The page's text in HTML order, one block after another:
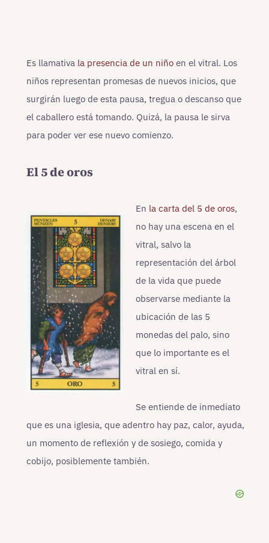
Es llamativa la presencia de un niño en el vitral. Los
niños representan promesas de nuevos inicios, que
surgirán luego de esta pausa, tregua o descanso que
el caballero está tomando. Quizá, la pausa le sirva
para poder ver ese nuevo comienzo.
El 5 de oros
En la carta del 5 de oros,
no hay una escena en el
vitral, salvo la
representación del árbol
de la vida que puede
observarse mediante la
ubicación de las 5
monedas del palo, sino
que lo importante es el
vitral en sí.
Se entiende de inmediato
que es una iglesia, que adentro hay paz, calor, ayuda,
un momento de reflexión y de sosiego, comida y
cobijo, posiblemente también.